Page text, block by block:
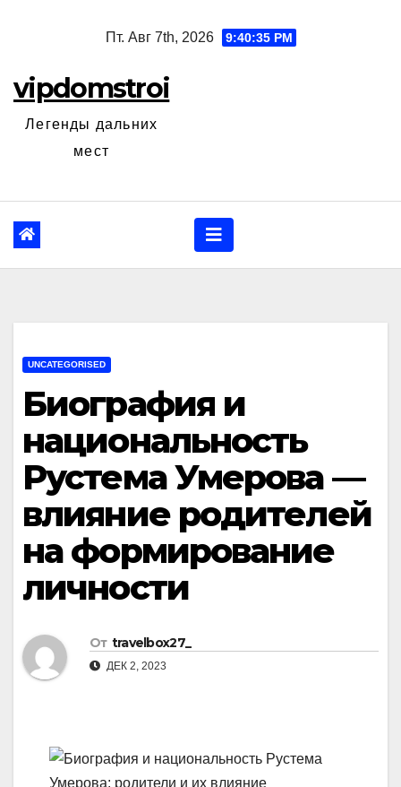
Пт. Авг 7th, 2026 9:40:36 PM
vipdomstroi
Легенды дальних
мест
UNCATEGORISED
Биография и
национальность
Рустема Умерова —
влияние родителей
на формирование
личности
От travelbox27_
ДЕК 2, 2023